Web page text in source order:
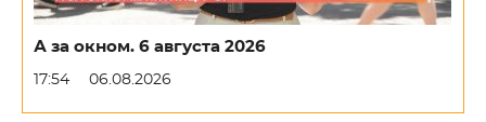
А за окном. 6 августа 2026
17:54 06.08.2026